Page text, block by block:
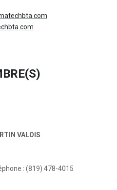
VALOIS
: (819) 478-4015